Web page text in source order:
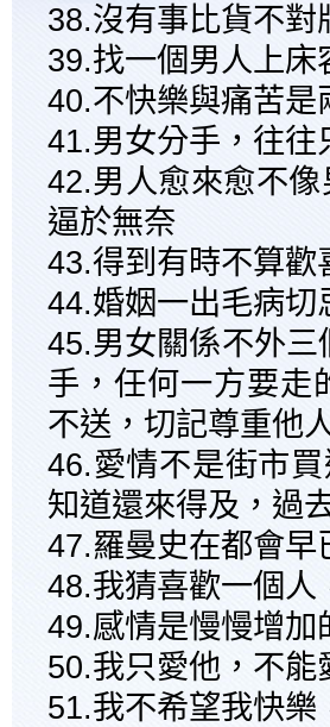
38.沒有事比貨不
39.找一個男人上
40.不快樂與痛苦是
41.男女分手，往往
42.男人愈來愈不
逼於無奈
43.得到有時不算歡
44.婚姻一出毛病切
45.男女關係不外
手，任何一方要走
不送，切記尊重他
46.愛情不是街市
知道還來得及，過
47.羅曼史在都會早
48.我猜喜歡一個人
49.感情是慢慢增加
50.我只愛他，不
51.我不希望我快